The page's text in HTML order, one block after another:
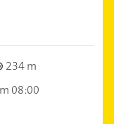
234 m
08:00